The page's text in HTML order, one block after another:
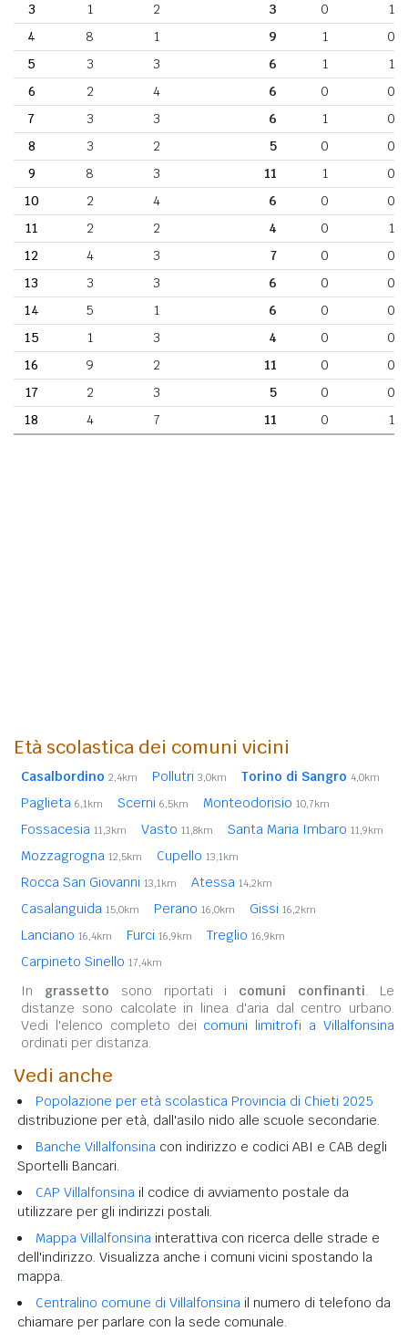
3
1 2 3 0
1
4
8 1 9 1
0
5
3 3 6 1
1
6
2 4 6 0
0
7
3 3 6 1
0
8
3 2 5 0
0
9
8 3 11 1
0
10
2 4 6 0
0
11
2 2 4 0
1
12
4 3 7 0
0
13
3 3 6 0
0
14
5 1 6 0
0
15
1 3 4 0
0
16
9 2 11 0
0
17
2 3 5 0
0
18
4 7 11 0 1
Età scolastica dei comuni vicini
Casalbordino 2,4km Pollutri 3,0km Torino di Sangro 4,0km
Paglieta 6,1km Scerni 6,5km Monteodorisio 10,7km
Fossacesia 11,3km Vasto 11,8km Santa Maria Imbaro 11,9km
Mozzagrogna 12,5km Cupello 13,1km
Rocca San Giovanni 13,1km Atessa 14,2km
Casalanguida 15,0km Perano 16,0km Gissi 16,2km
Lanciano 16,4km Furci 16,9km Treglio 16,9km
Carpineto Sinello 17,4km
In grassetto sono riportati i comuni confinanti. Le
distanze sono calcolate in linea d'aria dal centro urbano.
Vedi l'elenco completo dei comuni limitrofi a Villalfonsina
ordinati per distanza.
Vedi anche
Popolazione per età scolastica Provincia di Chieti 2025
distribuzione per età, dall'asilo nido alle scuole secondarie.
Banche Villalfonsina con indirizzo e codici ABI e CAB degli
Sportelli Bancari.
CAP Villalfonsina il codice di avviamento postale da
utilizzare per gli indirizzi postali.
Mappa Villalfonsina interattiva con ricerca delle strade e
dell'indirizzo. Visualizza anche i comuni vicini spostando la
mappa.
Centralino comune di Villalfonsina il numero di telefono da
chiamare per parlare con la sede comunale.